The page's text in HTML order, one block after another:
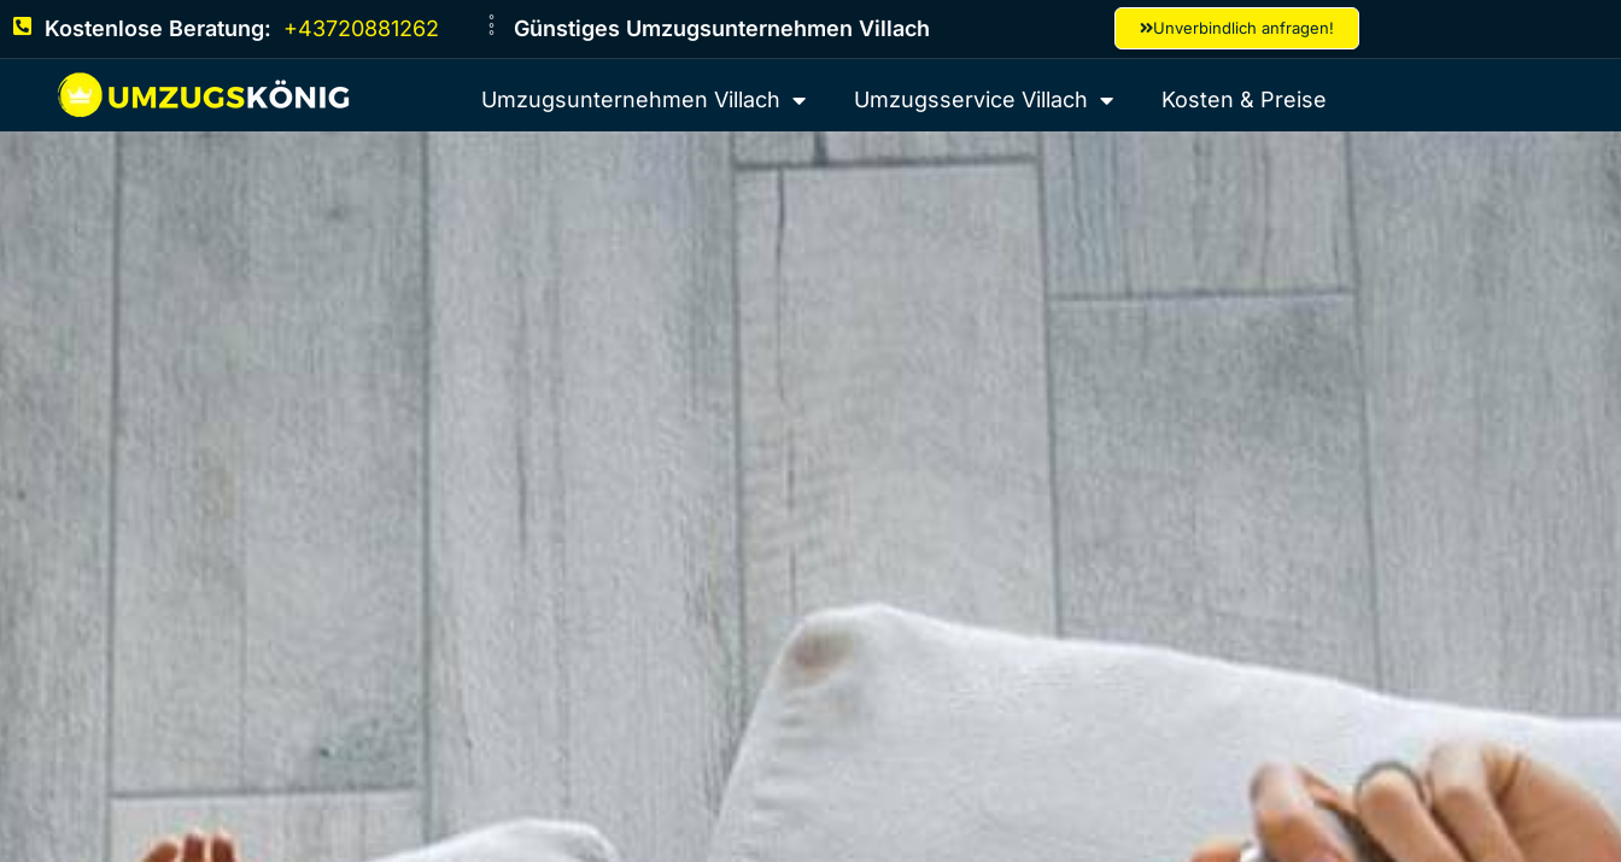
Kostenlose Beratung: +43720881262 Günstiges Umzugsunternehmen Villach Unverbindlich anfragen!
Umzugsunternehmen Villach Umzugsservice Villach Kosten & Preise